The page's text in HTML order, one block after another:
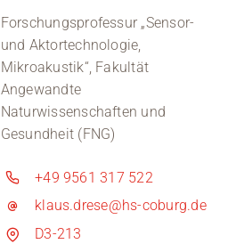
Forschungsprofessur „Sensor-
und Aktortechnologie,
Mikroakustik“, Fakultät
Angewandte
Naturwissenschaften und
Gesundheit (FNG)
+49 9561 317 522
klaus.drese@hs-coburg.de
D3-213